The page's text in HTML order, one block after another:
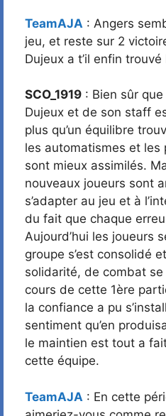
TeamAJA : Angers
jeu, et reste sur 2
Dujeux a t’il enfin
SCO_1919 : Bien sûr
Dujeux et de son staff
plus qu’un équilibre
les automatismes et les
sont mieux assimilés.
nouveaux joueurs sont
s’adapter au jeu et à
du fait que chaque
Aujourd’hui les joueurs
groupe s’est consolidé
solidarité, de combat
cours de cette 1ère
la confiance a pu
sentiment qu’en
le maintien est tout a
cette équipe.
TeamAJA : En cette